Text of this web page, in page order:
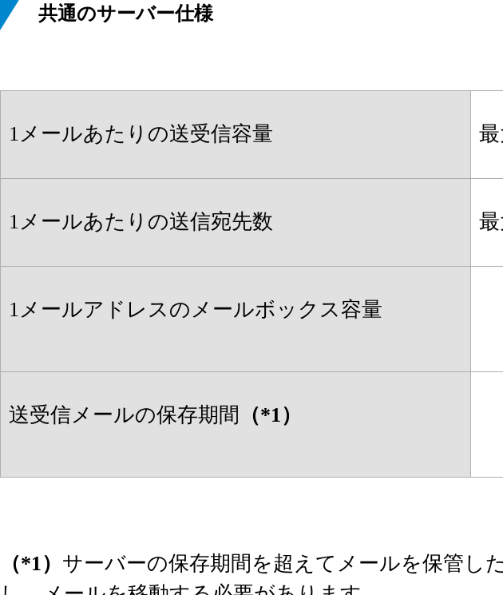
共通のサーバー仕様
1メールあたりの送受信容量
1メールあたりの送信宛先数 最
1メールアドレスのメールボックス容量
送受信メールの保存期間 （*1）
（*1） サーバーの保存期間を超えてメールを保管し